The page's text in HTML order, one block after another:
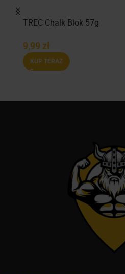
TREC Chalk Blok 57g
9,99 zł
KUP TERAZ